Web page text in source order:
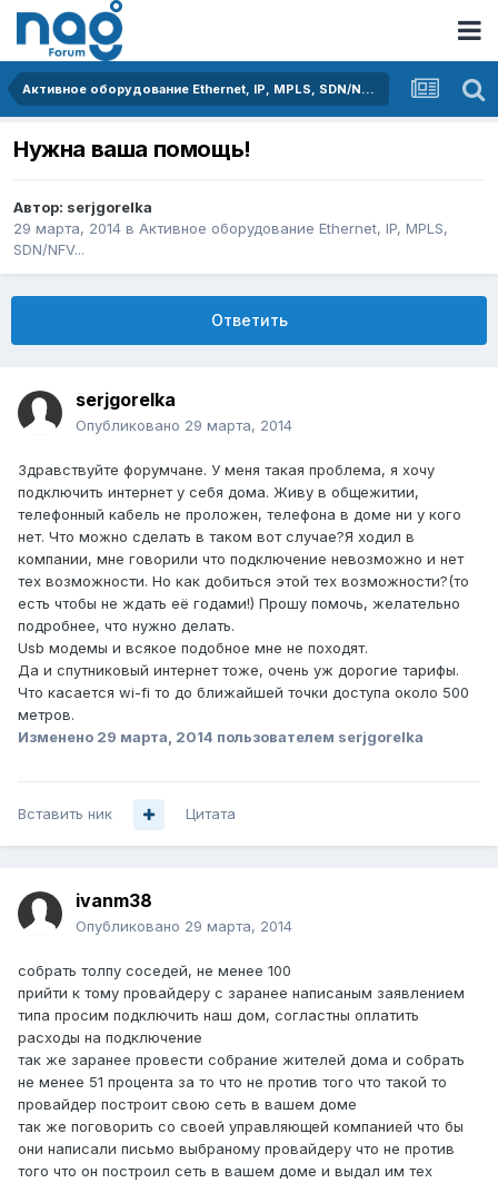
Активное оборудование Ethernet, IP, MPLS, SDN/NFV...
Нужна ваша помощь!
Автор: serjgorelka
29 марта, 2014 в Активное оборудование Ethernet, IP, MPLS,
SDN/NFV...
Ответить
serjgorelka
Опубликовано 29 марта, 2014
Здравствуйте форумчане. У меня такая проблема, я хочу
подключить интернет у себя дома. Живу в общежитии,
телефонный кабель не проложен, телефона в доме ни у кого
нет. Что можно сделать в таком вот случае?Я ходил в
компании, мне говорили что подключение невозможно и нет
тех возможности. Но как добиться этой тех возможности?(то
есть чтобы не ждать её годами!) Прошу помочь, желательно
подробнее, что нужно делать.
Usb модемы и всякое подобное мне не походят.
Да и спутниковый интернет тоже, очень уж дорогие тарифы.
Что касается wi-fi то до ближайшей точки доступа около 500
метров.
Изменено 29 марта, 2014 пользователем serjgorelka
Вставить ник Цитата
ivanm38
Опубликовано 29 марта, 2014
собрать толпу соседей, не менее 100
прийти к тому провайдеру с заранее написаным заявлением
типа просим подключить наш дом, согластны оплатить
расходы на подключение
так же заранее провести собрание жителей дома и собрать
не менее 51 процента за то что не против того что такой то
провайдер построит свою сеть в вашем доме
так же поговорить со своей управляющей компанией что бы
они написали письмо выбраному провайдеру что не против
того что он построил сеть в вашем доме и выдал им тех